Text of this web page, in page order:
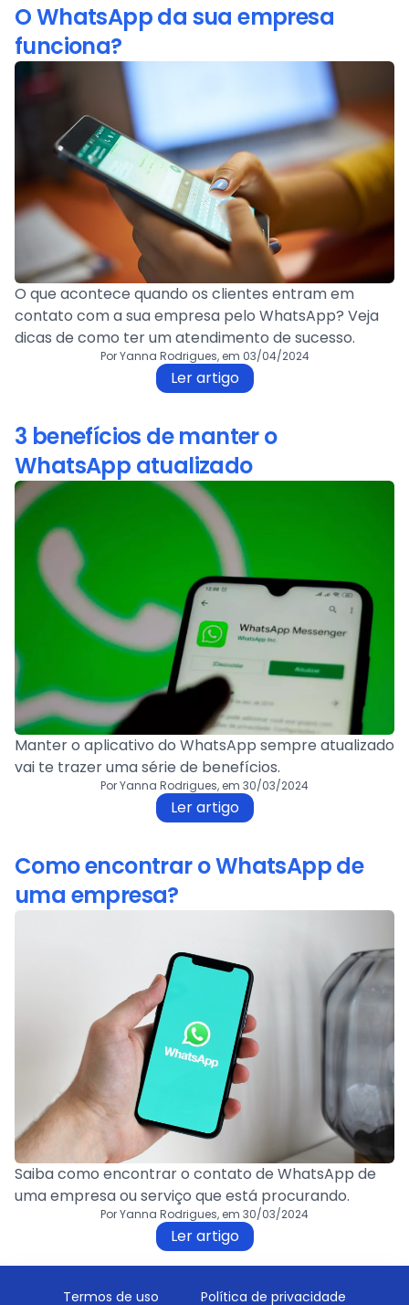
O WhatsApp da sua empresa
funciona?
O que acontece quando os clientes entram em
contato com a sua empresa pelo WhatsApp? Veja
dicas de como ter um atendimento de sucesso.
Por Yanna Rodrigues, em 03/04/2024
Ler artigo
3 benefícios de manter o
WhatsApp atualizado
Manter o aplicativo do WhatsApp sempre atualizado
vai te trazer uma série de benefícios.
Por Yanna Rodrigues, em 30/03/2024
Ler artigo
Como encontrar o WhatsApp de
uma empresa?
Saiba como encontrar o contato de WhatsApp de
uma empresa ou serviço que está procurando.
Por Yanna Rodrigues, em 30/03/2024
Ler artigo
Termos de uso Política de privacidade